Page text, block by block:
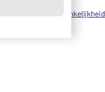
Toegankelijkheid